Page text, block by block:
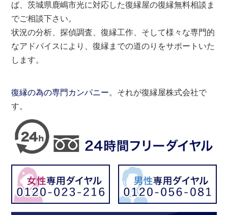
ば、茨城県鹿嶋市光に対応した復縁屋の復縁無料相談ま
でご相談下さい。
状況の分析、探偵調査、復縁工作、そして様々な専門的
なアドバイスにより、復縁までの道のりをサポートいた
します。
復縁の為の専門カンパニー。それが復縁屋株式会社で
す。